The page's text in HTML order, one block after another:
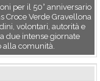
per il 50° anniversario
Croce Verde Gravellona
volontari, autorità e
due intense giornate
alla comunità.